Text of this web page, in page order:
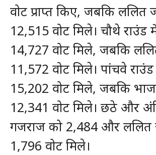
वोट प्राप्त किए, जबकि ललित
12,515 वोट मिले। चौथे
14,727 वोट मिले, जबकि
11,572 वोट मिले। पांचवे
15,202 वोट मिले, जबकि
12,341 वोट मिले। छठे और
गजराज को 2,484 और ललित
1,796 वोट मिले।